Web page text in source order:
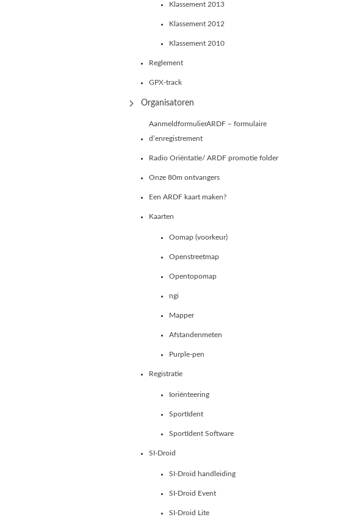
Klassement 2013
Klassement 2012
Klassement 2010
Reglement
GPX-track
Organisatoren
AanmeldformulierARDF – formulaire
d’enregistrement
Radio Oriëntatie/ ARDF promotie folder
Onze 80m ontvangers
Een ARDF kaart maken?
Kaarten
Oomap (voorkeur)
Openstreetmap
Opentopomap
ngi
Mapper
Afstandenmeten
Purple-pen
Registratie
Ioriënteering
SportIdent
SportIdent Software
SI-Droid
SI-Droid handleiding
SI-Droid Event
SI-Droid Lite